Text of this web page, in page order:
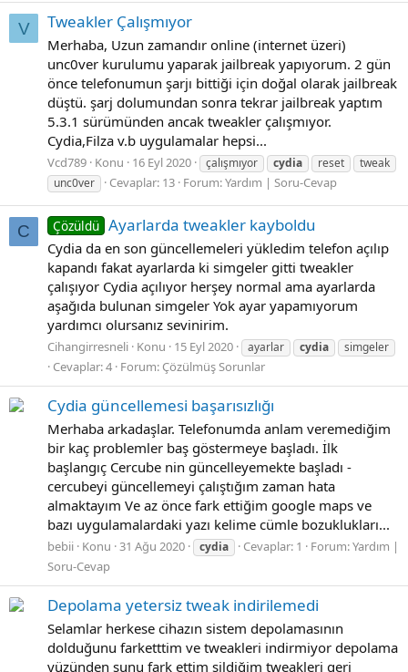
V Tweakler Çalışmıyor
Merhaba, Uzun zamandır online (internet üzeri)
unc0ver kurulumu yaparak jailbreak yapıyorum. 2 gün
önce telefonumun şarjı bittiği için doğal olarak jailbreak
düştü. şarj dolumundan sonra tekrar jailbreak yaptım
5.3.1 sürümünden ancak tweakler çalışmıyor.
Cydia,Filza v.b uygulamalar hepsi...
Vcd789 Konu 16 Eyl 2020 çalışmıyor cydia reset
tweak
unc0ver
Cevaplar: 13 Forum:Yardım | Soru-Cevap
C Çözüldü Ayarlarda tweakler kayboldu
Cydia da en son güncellemeleri yükledim telefon açılıp
kapandı fakat ayarlarda ki simgeler gitti tweakler
çalışıyor Cydia açılıyor herşey normal ama ayarlarda
aşağıda bulunan simgeler Yok ayar yapamıyorum
yardımcı olursanız sevinirim.
Cihangirresneli Konu 15 Eyl 2020 ayarlar cydia simgeler
Cevaplar: 4 Forum: Çözülmüş Sorunlar
Cydia güncellemesi başarısızlığı
Merhaba arkadaşlar. Telefonumda anlam veremediğim
bir kaç problemler baş göstermeye başladı. İlk
başlangıç Cercube nin güncelleyemekte başladı -
cercubeyi güncellemeyi çalıştığım zaman hata
almaktayım Ve az önce fark ettiğim google maps ve
bazı uygulamalardaki yazı kelime cümle bozuklukları...
bebii Konu 31 Ağu 2020 cydia Cevaplar: 1 Forum:Yardım |
Soru-Cevap
Depolama yetersiz tweak indirilemedi
Selamlar herkese cihazın sistem depolamasının
dolduğunu farketttim ve tweakleri indirmiyor depolama
yüzünden şunu fark ettim sildiğim tweakleri geri